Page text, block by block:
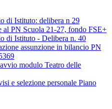
di Istituto: delibera n 29
al PN Scuola 21-27, fondo FSE+
di Istituto - Delibera n. 40
assunzione in bilancio PN
modulo Teatro delle
e selezione personale Piano